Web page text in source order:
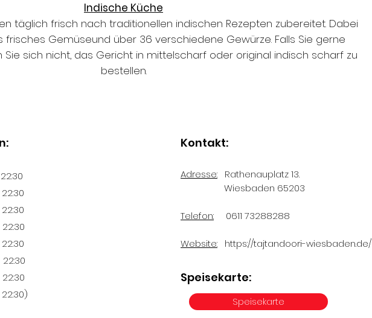
Indische Küche
täglich frisch nach traditionellen indischen Rezepten zubereitet. Dabei
Gemüseund über 36 verschiedene Gewürze. Falls Sie gerne
sich nicht, das Gericht in mittelscharf oder original indisch scharf zu
bestellen.
Kontakt:
Adresse: Rathenauplatz 13.
Wiesbaden 65203
Telefon: 0611 73288288
Website: https://tajtandoori-wiesbaden.de/
Speisekarte:
Speisekarte